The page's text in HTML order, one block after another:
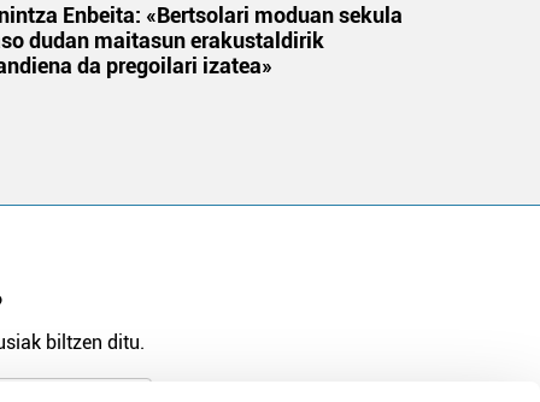
Enbeita: «Bertsolari moduan sekula
dudan maitasun erakustaldirik
da pregoilari izatea»
biltzen ditu.